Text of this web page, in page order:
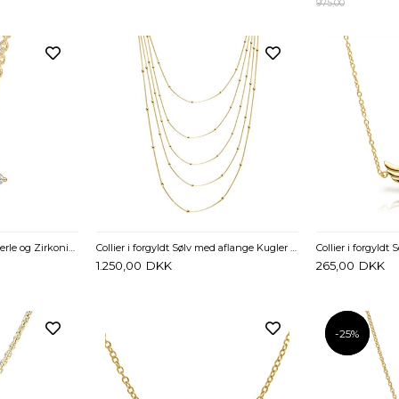
975,00
Collier forgyldt Sølv med Perle og Zirkoniasten Collier i forgyldt Sølv med aflange Kugler - 40 cm
1.250,00 DKK 265,00 DKK
-25%
-25%